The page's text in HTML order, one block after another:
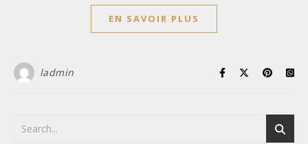
EN SAVOIR PLUS
ladmin